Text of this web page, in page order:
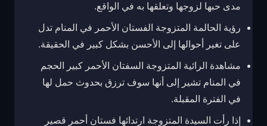
مدى حبها لزوجها وتعلقها به في الواقع.
رؤية الحالمة المتزوجة الفستان الأحمر في المنام تدل
على تغير أحوالها إلى الأحسن بشكل كبير في الحقيقة.
مشاهدة الرائية المتزوجة السفتان الأحمر كبير الحجم
في المنام تشير إلى أنها سوف ترزق بحدوث حمل لها
في الفترة المقبلة.
إذا رأت السيدة المتزوجة ارتدائها فستان أحمر قصير